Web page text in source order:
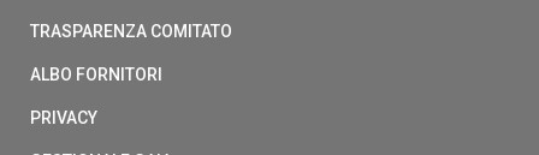
TRASPARENZA COMITATO
ALBO FORNITORI
PRIVACY